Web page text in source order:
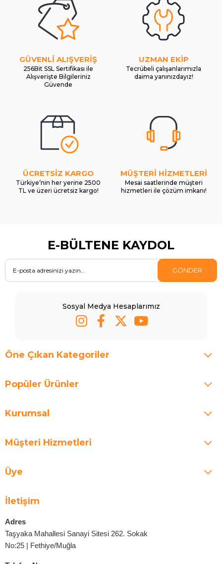
GÜVENLİ ALIŞVERİŞ
256Bit SSL Sertifikası ile
Alışverişte Bilgileriniz
Güvende
UZMAN EKİP
Tecrübeli çalışanlarımızla
daima yanınızdayız!
ÜCRETSİZ KARGO
Türkiye’nin her yerine 2500
TL ve üzeri ücretsiz kargo!
MÜŞTERİ HİZMETLERİ
Mesai saatlerinde müşteri
hizmetleri ile çözüm imkanı!
E-BÜLTENE KAYDOL
GÖNDER
Sosyal Medya Hesaplarımız
Öne Çıkan Kategoriler
Popüler Ürünler
Kurumsal
Müşteri Hizmetleri
Üye
İletişim
Adres
Taşyaka Mahallesi Sanayi Sitesi 262. Sokak
No:25 | Fethiye/Muğla